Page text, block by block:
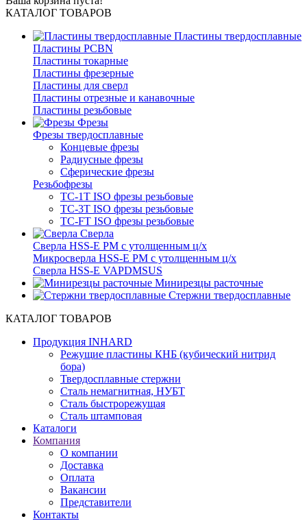
КАТАЛОГ ТОВАРОВ
Пластины твердосплавные
Пластины PCBN
Пластины токарные
Пластины фрезерные
Пластины для сверл
Пластины отрезные и канавочные
Пластины резьбовые
Фрезы
Фрезы твердосплавные
Концевые фрезы
Радиусные фрезы
Сферические фрезы
Резьбофрезы
TC-1T ISO фрезы резьбовые
TC-3T ISO фрезы резьбовые
TC-FT ISO фрезы резьбовые
Сверла
Cверла HSS-E PM c утолщенным ц/х
Микросверла HSS-E PM c утолщенным ц/х
Сверла HSS-E VAPDMSUS
Минирезцы расточные
Cтержни твердосплавные
КАТАЛОГ ТОВАРОВ
Продукция INHARD
Режущие пластины КНБ (кубический нитрид
бора)
Твердосплавные стержни
Сталь немагнитная, НУБТ
Сталь быстрорежущая
Сталь штамповая
Каталоги
Компания
О компании
Доставка
Оплата
Вакансии
Представители
Контакты